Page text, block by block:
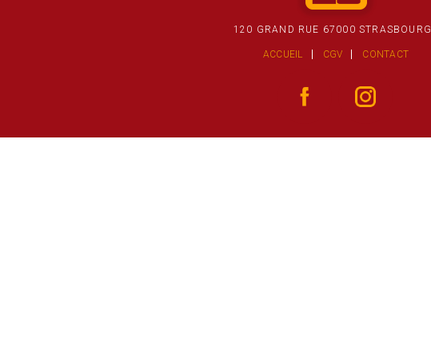
120 GRAND RUE 67000 STRASBOURG
ACCUEIL CGV CONTACT